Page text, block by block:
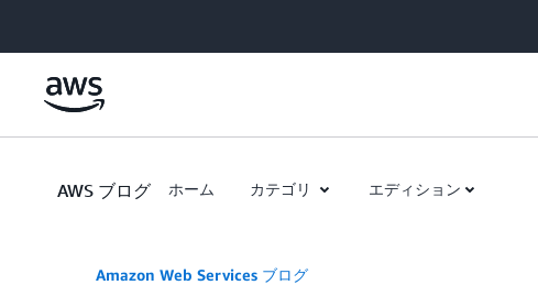
AWS ブログ ホーム カテゴリ エディション
Amazon Web Services ブログ